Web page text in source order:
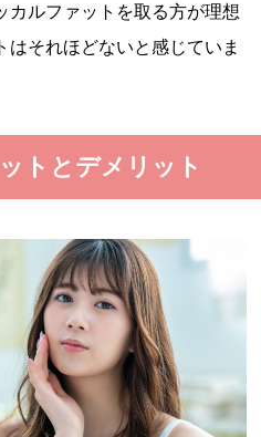
カルファットを取る方が理想
それほどないと感じていま
トとデメリット